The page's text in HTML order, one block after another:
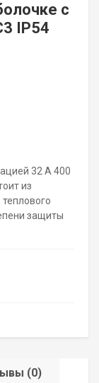
с
IP54
32 А 400
из
защиты
(0)